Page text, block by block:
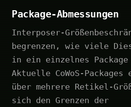
Package-Abmessungen
Interposer-
begrenzen, wie viele Dies
in ein einzelnes Package
Aktuelle CoWoS-
über mehrere Retikel-
sich den Grenzen der